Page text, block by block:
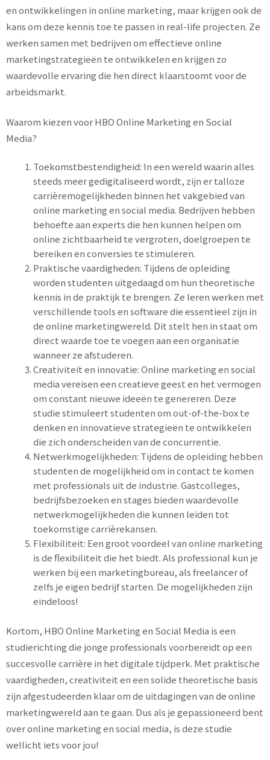
en ontwikkelingen in online marketing, maar krijgen ook de
kans om deze kennis toe te passen in real-life projecten. Ze
werken samen met bedrijven om effectieve online
marketingstrategieën te ontwikkelen en krijgen zo
waardevolle ervaring die hen direct klaarstoomt voor de
arbeidsmarkt.
Waarom kiezen voor HBO Online Marketing en Social
Media?
Toekomstbestendigheid: In een wereld waarin alles
steeds meer gedigitaliseerd wordt, zijn er talloze
carrièremogelijkheden binnen het vakgebied van
online marketing en social media. Bedrijven hebben
behoefte aan experts die hen kunnen helpen om
online zichtbaarheid te vergroten, doelgroepen te
bereiken en conversies te stimuleren.
Praktische vaardigheden: Tijdens de opleiding
worden studenten uitgedaagd om hun theoretische
kennis in de praktijk te brengen. Ze leren werken met
verschillende tools en software die essentieel zijn in
de online marketingwereld. Dit stelt hen in staat om
direct waarde toe te voegen aan een organisatie
wanneer ze afstuderen.
Creativiteit en innovatie: Online marketing en social
media vereisen een creatieve geest en het vermogen
om constant nieuwe ideeën te genereren. Deze
studie stimuleert studenten om out-of-the-box te
denken en innovatieve strategieën te ontwikkelen
die zich onderscheiden van de concurrentie.
Netwerkmogelijkheden: Tijdens de opleiding hebben
studenten de mogelijkheid om in contact te komen
met professionals uit de industrie. Gastcolleges,
bedrijfsbezoeken en stages bieden waardevolle
netwerkmogelijkheden die kunnen leiden tot
toekomstige carrièrekansen.
Flexibiliteit: Een groot voordeel van online marketing
is de flexibiliteit die het biedt. Als professional kun je
werken bij een marketingbureau, als freelancer of
zelfs je eigen bedrijf starten. De mogelijkheden zijn
eindeloos!
Kortom, HBO Online Marketing en Social Media is een
studierichting die jonge professionals voorbereidt op een
succesvolle carrière in het digitale tijdperk. Met praktische
vaardigheden, creativiteit en een solide theoretische basis
zijn afgestudeerden klaar om de uitdagingen van de online
marketingwereld aan te gaan. Dus als je gepassioneerd bent
over online marketing en social media, is deze studie
wellicht iets voor jou!